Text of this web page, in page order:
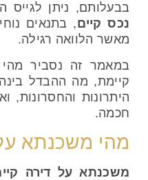
בבעלותם, ניתן לגייס
נכס קיים, בתנאים
מאשר הלוואה רגילה.
במאמר זה נסביר
קיימת, מה ההבדל
היתרונות והחסרונות,
חכמה.
מהי משכנתא
משכנתא על דירה